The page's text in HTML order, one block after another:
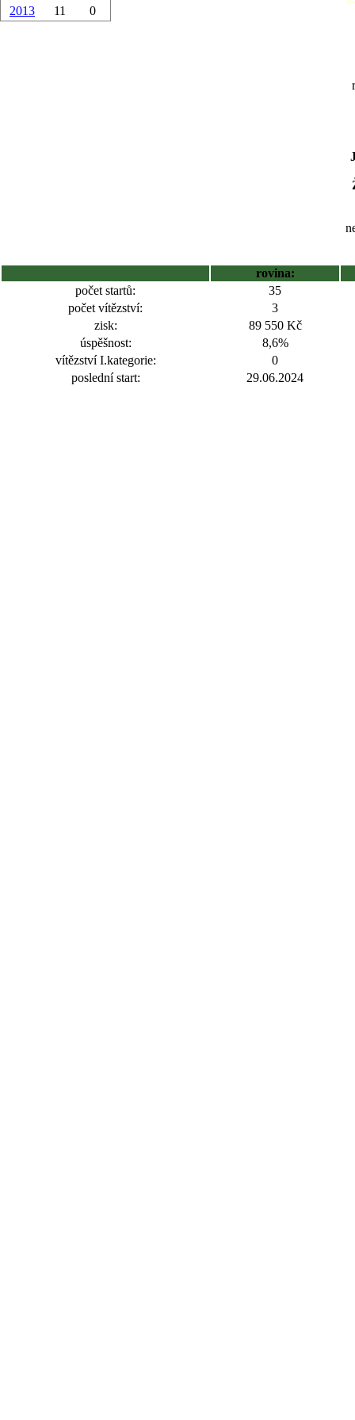
2013
11 0
rovina:
počet startů:
35
počet vítězství:
3
zisk:
89 550 Kč
úspěšnost:
8,6%
vítězství I.kategorie:
0
poslední start:
29.06.2024